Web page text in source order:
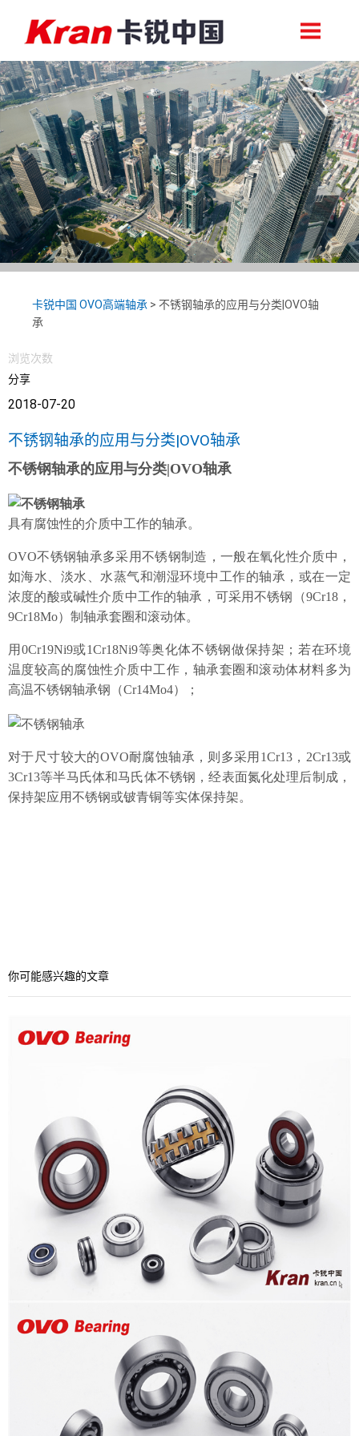
轴承首页
关于卡锐
新闻聚焦
卡锐中国 OVO高端轴承 > 不锈钢轴承的应用与分类|OVO轴
承
浏览次数
分享
2018-07-20
不锈钢轴承的应用与分类|OVO轴承
不锈钢轴承的应用与分类|OVO轴承
具有腐蚀性的介质中工作的轴承。
OVO不锈钢轴承多采用不锈钢制造，一般在氧化性介质中，
如海水、淡水、水蒸气和潮湿环境中工作的轴承，或在一定
浓度的酸或碱性介质中工作的轴承，可采用不锈钢（9Cr18，
9Cr18Mo）制轴承套圈和滚动体。
用 0Cr19Ni9或1Cr18Ni9等奥化体不锈钢做保持架；若在环境
温度较高的腐蚀性介质中工作，轴承套圈和滚动体材料多为
高温不锈钢轴承钢（Cr14Mo4）；
对于尺寸较大的OVO耐腐蚀轴承，则多采用 1Cr13，2Cr13或
3Cr13等半马氏体和马氏体不锈钢，经表面氮化处理后制成，
保持架应用不锈钢或铍青铜等实体保持架。
你可能感兴趣的文章